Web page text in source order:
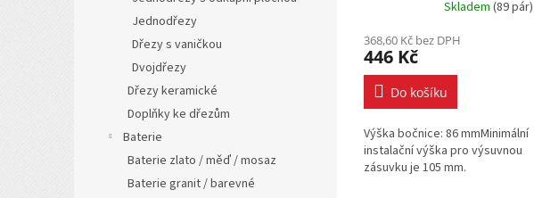
Jednodřezy
Dřezy s vaničkou
Dvojdřezy
Dřezy keramické
Doplňky ke dřezům
Baterie
Baterie zlato / měď / mosaz
Baterie granit / barevné
Skladem (89 pár)
368,60 Kč bez DPH
446 Kč
Do košíku
Výška bočnice: 86 mmMinimální
instalační výška pro výsuvnou
zásuvku je 105 mm.